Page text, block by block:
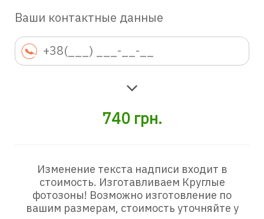
Ваши контактные данные
740 грн.
Изменение текста надписи входит в
стоимость. Изготавливаем Круглые
фотозоны! Возможно изготовление по
вашим размерам, стоимость уточняйте у